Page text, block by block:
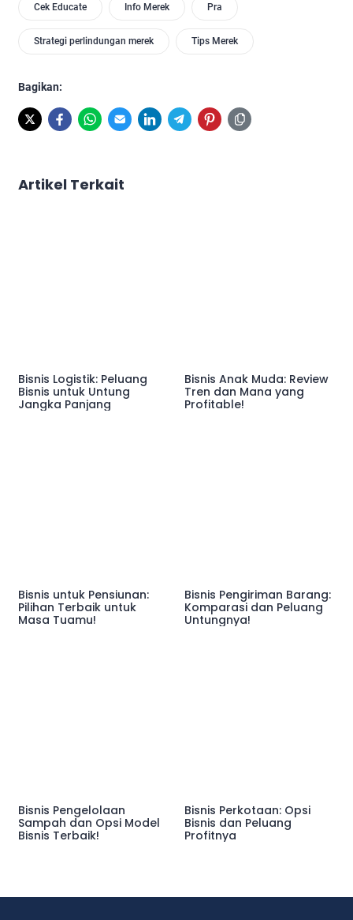
Cek Educate Info Merek Pra
Strategi perlindungan merek Tips Merek
Bagikan:
Artikel Terkait
Bisnis Logistik: Peluang
Bisnis untuk Untung
Jangka Panjang
Bisnis Anak Muda: Review
Tren dan Mana yang
Profitable!
Bisnis untuk Pensiunan:
Pilihan Terbaik untuk
Masa Tuamu!
Bisnis Pengiriman Barang:
Komparasi dan Peluang
Untungnya!
Bisnis Pengelolaan
Sampah dan Opsi Model
Bisnis Terbaik!
Bisnis Perkotaan: Opsi
Bisnis dan Peluang
Profitnya